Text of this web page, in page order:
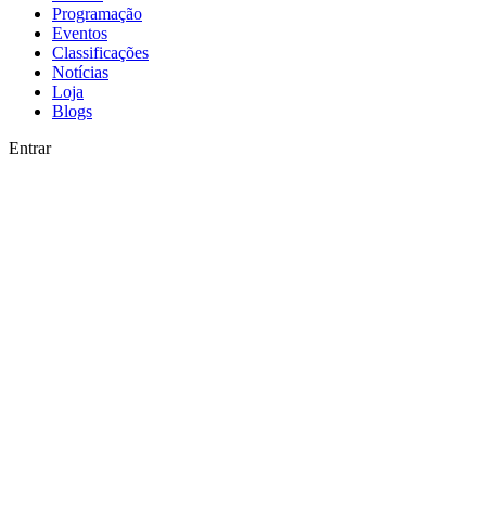
Programação
Eventos
Classificações
Notícias
Loja
Blogs
Entrar